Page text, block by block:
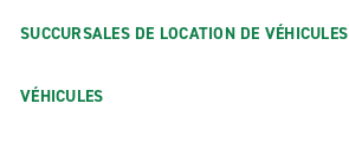
SUCCURSALES DE LOCATION DE VÉHICULES
VÉHICULES